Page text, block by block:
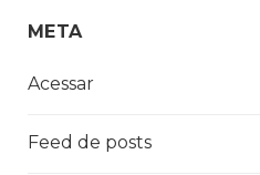
META
Acessar
Feed de posts